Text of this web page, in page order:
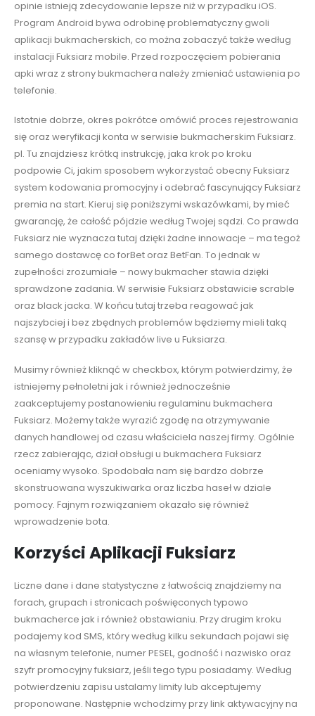
opinie istnieją zdecydowanie lepsze niż w przypadku iOS.
Program Android bywa odrobinę problematyczny gwoli
aplikacji bukmacherskich, co można zobaczyć także według
instalacji Fuksiarz mobile. Przed rozpoczęciem pobierania
apki wraz z strony bukmachera należy zmieniać ustawienia po
telefonie.
Istotnie dobrze, okres pokrótce omówić proces rejestrowania
się oraz weryfikacji konta w serwisie bukmacherskim Fuksiarz.
pl. Tu znajdziesz krótką instrukcję, jaka krok po kroku
podpowie Ci, jakim sposobem wykorzystać obecny Fuksiarz
system kodowania promocyjny i odebrać fascynujący Fuksiarz
premia na start. Kieruj się poniższymi wskazówkami, by mieć
gwarancję, że całość pójdzie według Twojej sądzi. Co prawda
Fuksiarz nie wyznacza tutaj dzięki żadne innowacje – ma tegoż
samego dostawcę co forBet oraz BetFan. To jednak w
zupełności zrozumiałe – nowy bukmacher stawia dzięki
sprawdzone zadania. W serwisie Fuksiarz obstawicie scrable
oraz black jacka. W końcu tutaj trzeba reagować jak
najszybciej i bez zbędnych problemów będziemy mieli taką
szansę w przypadku zakładów live u Fuksiarza.
Musimy również kliknąć w checkbox, którym potwierdzimy, że
istniejemy pełnoletni jak i również jednocześnie
zaakceptujemy postanowieniu regulaminu bukmachera
Fuksiarz. Możemy także wyrazić zgodę na otrzymywanie
danych handlowej od czasu właściciela naszej firmy. Ogólnie
rzecz zabierając, dział obsługi u bukmachera Fuksiarz
oceniamy wysoko. Spodobała nam się bardzo dobrze
skonstruowana wyszukiwarka oraz liczba haseł w dziale
pomocy. Fajnym rozwiązaniem okazało się również
wprowadzenie bota.
Korzyści Aplikacji Fuksiarz
Liczne dane i dane statystyczne z łatwością znajdziemy na
forach, grupach i stronicach poświęconych typowo
bukmacherce jak i również obstawianiu. Przy drugim kroku
podajemy kod SMS, który według kilku sekundach pojawi się
na własnym telefonie, numer PESEL, godność i nazwisko oraz
szyfr promocyjny fuksiarz, jeśli tego typu posiadamy. Według
potwierdzeniu zapisu ustalamy limity lub akceptujemy
proponowane. Następnie wchodzimy przy link aktywacyjny na